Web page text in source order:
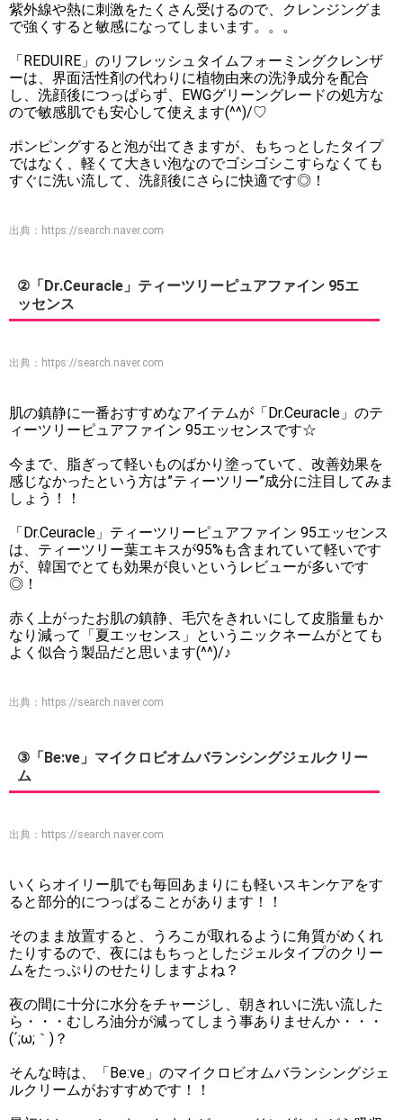
紫外線や熱に刺激をたくさん受けるので、クレンジングま
で強くすると敏感になってしまいます。。。
「REDUIRE」のリフレッシュタイムフォーミングクレンザ
ーは、界面活性剤の代わりに植物由来の洗浄成分を配合
し、洗顔後につっぱらず、EWGグリーングレードの処方な
ので敏感肌でも安心して使えます(^^)/♡
ポンピングすると泡が出てきますが、もちっとしたタイプ
ではなく、軽くて大きい泡なのでゴシゴシこすらなくても
すぐに洗い流して、洗顔後にさらに快適です◎！
出典： https://search.naver.com
②「Dr.Ceuracle」ティーツリーピュアファイン 95エ
ッセンス
出典： https://search.naver.com
肌の鎮静に一番おすすめなアイテムが「Dr.Ceuracle」のテ
ィーツリーピュアファイン 95エッセンスです☆
今まで、脂ぎって軽いものばかり塗っていて、改善効果を
感じなかったという方は”ティーツリー”成分に注目してみま
しょう！！
「Dr.Ceuracle」ティーツリーピュアファイン 95エッセンス
は、ティーツリー葉エキスが95%も含まれていて軽いです
が、韓国でとても効果が良いというレビューが多いです
◎！
赤く上がったお肌の鎮静、毛穴をきれいにして皮脂量もか
なり減って「夏エッセンス」というニックネームがとても
よく似合う製品だと思います(^^)/♪
出典： https://search.naver.com
③「Be:ve」マイクロビオムバランシングジェルクリー
ム
出典： https://search.naver.com
いくらオイリー肌でも毎回あまりにも軽いスキンケアをす
ると部分的につっぱることがあります！！
そのまま放置すると、うろこが取れるように角質がめくれ
たりするので、夜にはもちっとしたジェルタイプのクリー
ムをたっぷりのせたりしますよね？
夜の間に十分に水分をチャージし、朝きれいに洗い流した
ら・・・むしろ油分が減ってしまう事ありませんか・・・
(´;ω;｀)？
そんな時は、「Be:ve」のマイクロビオムバランシングジェ
ルクリームがおすすめです！！